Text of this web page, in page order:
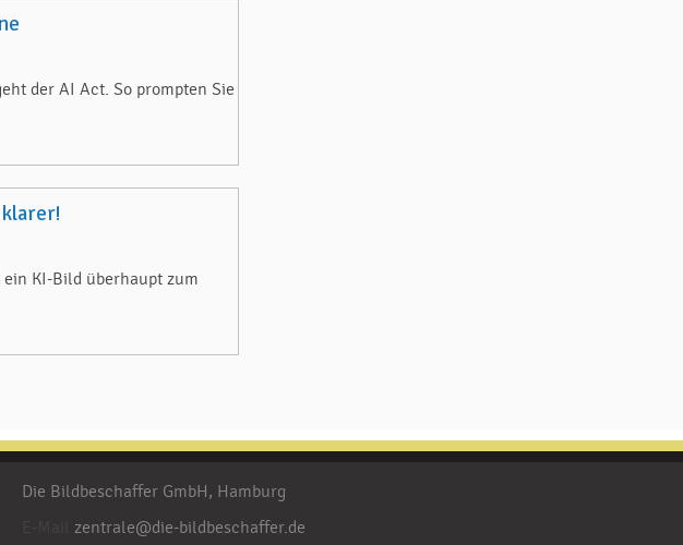
der AI Act. So prompten Sie
KI-Bild überhaupt zum
Die Bildbeschaffer GmbH, Hamburg
zentrale@die-bildbeschaffer.de